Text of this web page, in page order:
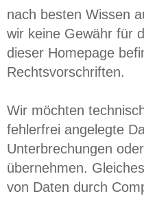
nach besten Wissen
wir keine Gewähr für
dieser Homepage
Rechtsvorschriften.
Wir möchten
fehlerfrei angelegte
Unterbrechungen
übernehmen.
von Daten durch